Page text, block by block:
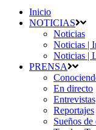
Inicio
NOTICIAS
Noticias
Noticias |
Noticias |
PRENSA
En directo
Entrevistas
Reportajes
Sueños de